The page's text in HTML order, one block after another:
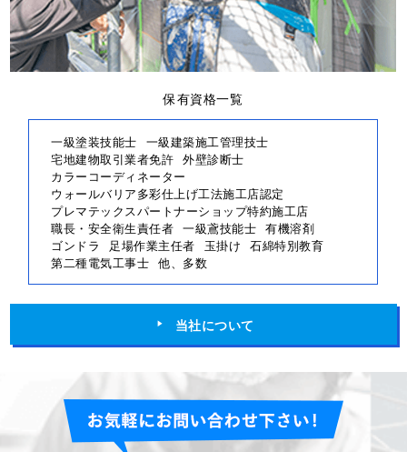
保有資格一覧
一級塗装技能士 一級建築施工管理技士
宅地建物取引業者免許 外壁診断士
カラーコーディネーター
ウォールバリア多彩仕上げ工法施工店認定
プレマテックスパートナーショップ特約施工店
職長・安全衛生責任者 一級鳶技能士 有機溶剤
ゴンドラ
足場作業主任者 玉掛け 石綿特別教育
第二種電気工事士 他、多数
当社について